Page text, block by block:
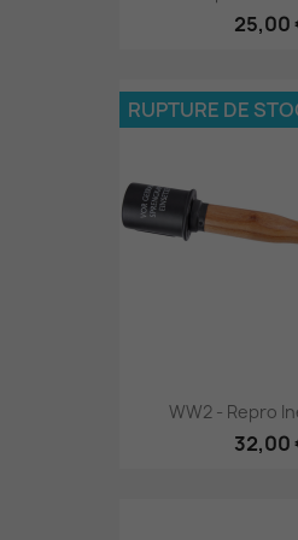
25,00
WW2 - Repro
32,00
RUPTURE DE